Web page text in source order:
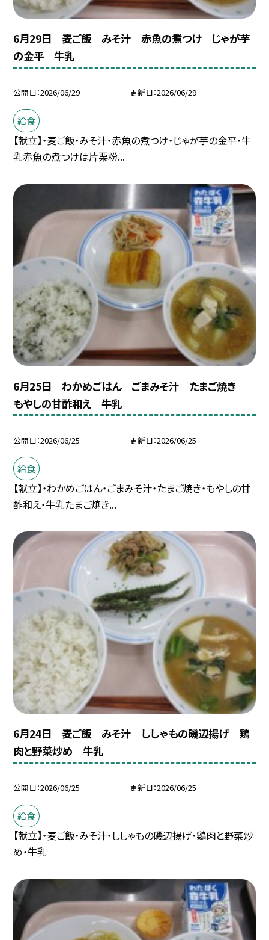
6月29日 麦ご飯 みそ汁 赤魚の煮つけ じゃが芋
の金平 牛乳
公開日 2026/06/29 更新日 2026/06/29
給食
【献立】・麦ご飯・みそ汁・赤魚の煮つけ・じゃが芋の金平・牛
乳赤魚の煮つけは片栗粉...
6月25日 わかめごはん ごまみそ汁 たまご焼き
もやしの甘酢和え 牛乳
公開日 2026/06/25 更新日 2026/06/25
給食
【献立】・わかめごはん・ごまみそ汁・たまご焼き・もやしの甘
酢和え・牛乳たまご焼き...
6月24日 麦ご飯 みそ汁 ししゃもの磯辺揚げ 鶏
肉と野菜炒め 牛乳
公開日 2026/06/25 更新日 2026/06/25
給食
【献立】・麦ご飯・みそ汁・ししゃもの磯辺揚げ・鶏肉と野菜炒
め・牛乳